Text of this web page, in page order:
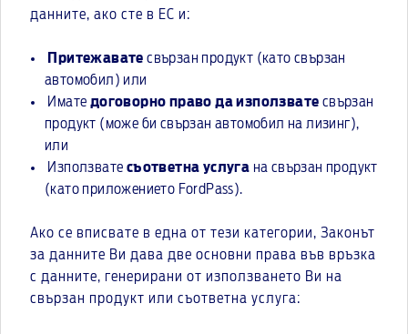
данните, ако сте в ЕС и:
Притежавате свързан продукт (като свързан
автомобил) или
Имате договорно право да използвате свързан
продукт (може би свързан автомобил на лизинг),
или
Използвате съответна услуга на свързан продукт
(като приложението FordPass).
Ако се вписвате в една от тези категории, Законът
за данните Ви дава две основни права във връзка
с данните, генерирани от използването Ви на
свързан продукт или съответна услуга: